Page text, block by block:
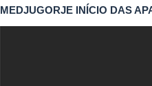
MEDJUGORJE INÍCIO DAS